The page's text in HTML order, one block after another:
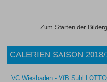
Zum Starten der
GALERIEN SAISON 2018/
VC Wiesbaden - VfB Suhl